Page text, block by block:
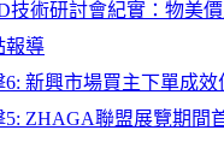
技術研討會紀實：物美
報導
新興市場買主下單成
ZHAGA聯盟展覽期間